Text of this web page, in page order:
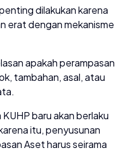
dilakukan karena
erat dengan mekanisme
apakah perampasan
tambahan, asal, atau
baru akan berlaku
itu, penyusunan
Aset harus seirama